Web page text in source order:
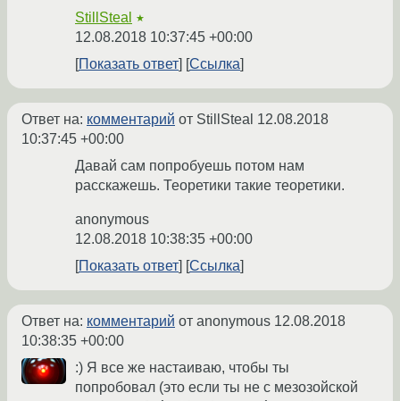
StillSteal ★
12.08.2018 10:37:45 +00:00
Показать ответ
Ссылка
Ответ на: комментарий от StillSteal 12.08.2018
10:37:45 +00:00
Давай сам попробуешь потом нам
расскажешь. Теоретики такие теоретики.
anonymous
12.08.2018 10:38:35 +00:00
Показать ответ
Ссылка
Ответ на: комментарий от anonymous 12.08.2018
10:38:35 +00:00
:) Я все же настаиваю, чтобы ты
попробовал (это если ты не с мезозойской